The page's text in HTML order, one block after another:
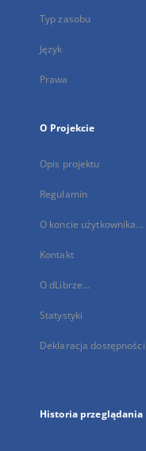
Typ zasobu
Język
Prawa
O Projekcie
Opis projektu
Regulamin
O koncie użytkownika...
Kontakt
O dLibrze...
Statystyki
Deklaracja dostępności
Historia przeglądania